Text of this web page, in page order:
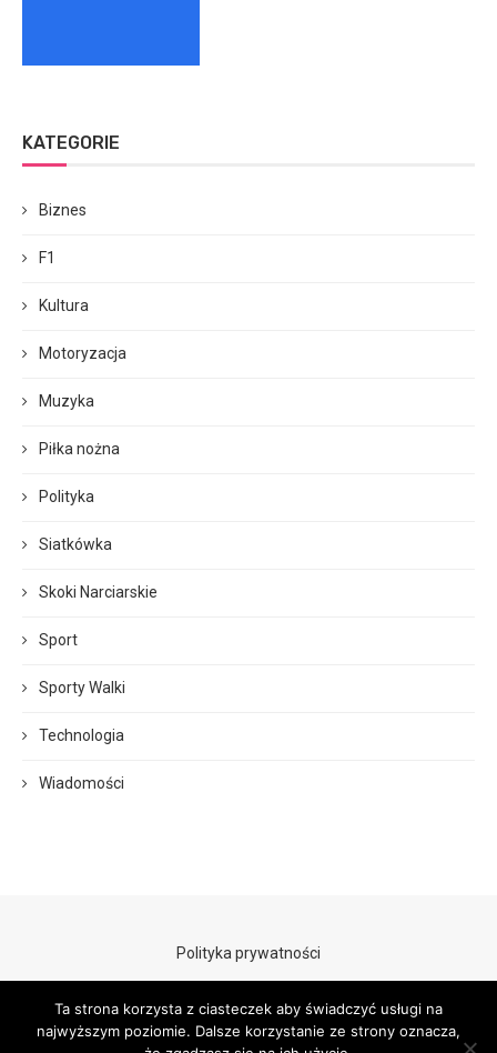
KATEGORIE
Biznes
F1
Kultura
Motoryzacja
Muzyka
Piłka nożna
Polityka
Siatkówka
Skoki Narciarskie
Sport
Sporty Walki
Technologia
Wiadomości
Polityka prywatności
Ta strona korzysta z ciasteczek aby świadczyć usługi na
najwyższym poziomie. Dalsze korzystanie ze strony oznacza,